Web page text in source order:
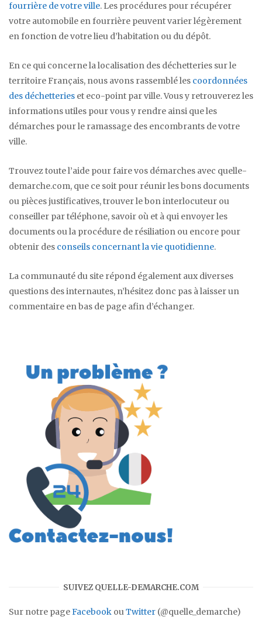
fourrière de votre ville. Les procédures pour récupérer
votre automobile en fourrière peuvent varier légèrement
en fonction de votre lieu d’habitation ou du dépôt.
En ce qui concerne la localisation des déchetteries sur le
territoire Français, nous avons rassemblé les coordonnées
des déchetteries et eco-point par ville. Vous y retrouverez les
informations utiles pour vous y rendre ainsi que les
démarches pour le ramassage des encombrants de votre
ville.
Trouvez toute l’aide pour faire vos démarches avec quelle-
demarche.com, que ce soit pour réunir les bons documents
ou pièces justificatives, trouver le bon interlocuteur ou
conseiller par téléphone, savoir où et à qui envoyer les
documents ou la procédure de résiliation ou encore pour
obtenir des conseils concernant la vie quotidienne.
La communauté du site répond également aux diverses
questions des internautes, n’hésitez donc pas à laisser un
commentaire en bas de page afin d’échanger.
SUIVEZ QUELLE-DEMARCHE.COM
Sur notre pageFacebook ouTwitter (@quelle_demarche)